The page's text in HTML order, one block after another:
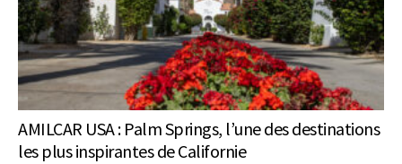
AMILCAR USA : Palm Springs, l’une des destinations
les plus inspirantes de Californie